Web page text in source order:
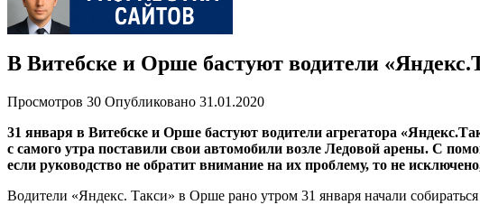
В Витебске и Орше бастуют водители
Просмотров 30 Опубликовано 31.01.2020
31 января в Витебске и Орше бастуют водители агрегатора
с самого утра поставили свои автомобили возле Ледовой арены. С
если руководство не обратит внимание на их проблему, то не
Водители «Яндекс. Такси» в Орше рано утром 31 января начали